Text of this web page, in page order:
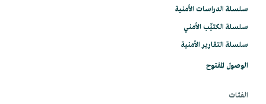
سلسلة الدراسات الأمنية
سلسلة الكتيِّب الأمني
سلسلة التقارير الأمنية
الوصول المفتوح
الفئات